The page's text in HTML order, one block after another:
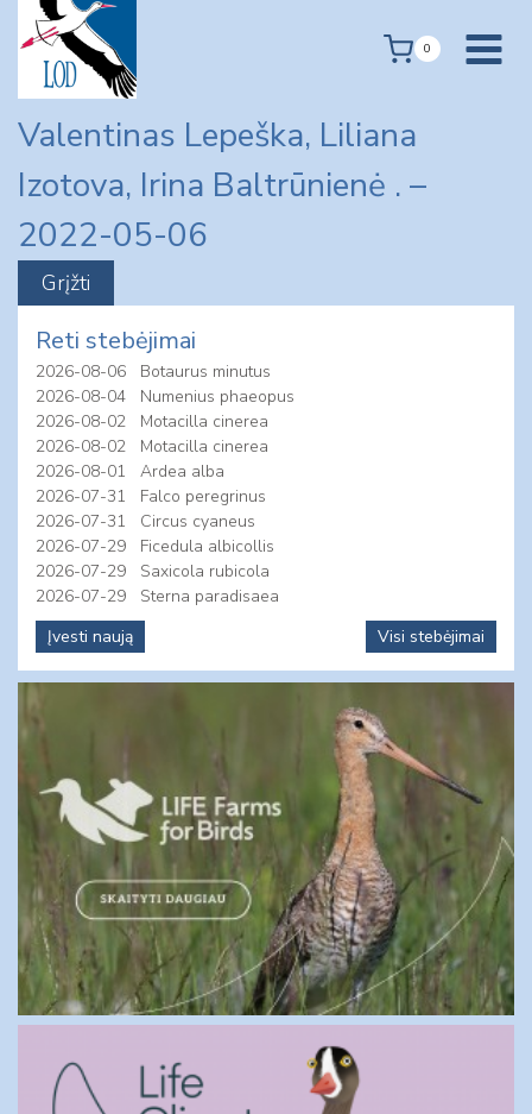
content
0
Valentinas Lepeška, Liliana
Izotova, Irina Baltrūnienė . –
2022-05-06
Reti stebėjimai
2026-08-06
Botaurus minutus
2026-08-04
Numenius phaeopus
2026-08-02
Motacilla cinerea
2026-08-02
Motacilla cinerea
2026-08-01
Ardea alba
2026-07-31
Falco peregrinus
2026-07-31
Circus cyaneus
2026-07-29
Ficedula albicollis
2026-07-29
Saxicola rubicola
2026-07-29
Sterna paradisaea
Įvesti naują
Visi stebėjimai